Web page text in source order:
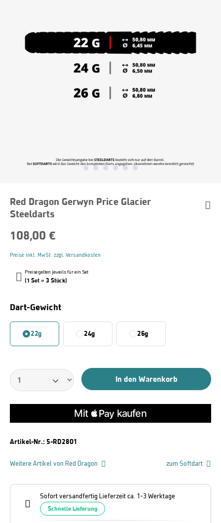
Red Dragon Gerwyn Price Glacier
Steeldarts
108,00 €
Preise inkl. MwSt. zzgl. Versandkosten
Preise gelten jeweils für ein Set
(1 Set = 3 Stück)
Dart-GewichtAuswählen
22g 24g 26g
In den Warenkorb
Artikel-Nr.: 5-RD2801
Weitere Artikel von Red Dragon zum Softdart
Sofort versandfertig Lieferzeit ca. 1-3 Werktage
Schnelle Lieferung